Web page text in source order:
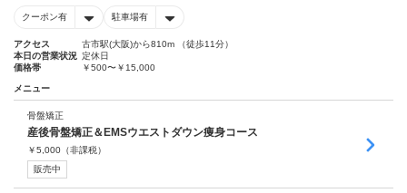
クーポン有 駐車場有
アクセス
古市駅(大阪)から810m （徒歩11分）
本日の営業状況 定休日
価格帯
￥500〜￥15,000
メニュー
骨盤矯正
産後骨盤矯正＆EMSウエストダウン痩身コース
￥5,000 （非課税）
販売中